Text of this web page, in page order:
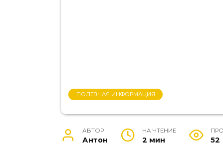
ПОЛЕЗНАЯ ИНФОРМАЦИЯ
АВТОР
Антон
НА ЧТЕНИЕ
2 мин 52